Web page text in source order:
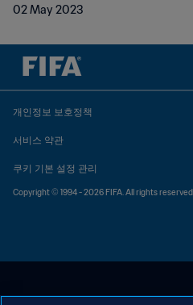
02 May 2023
개인정보 보호정책
서비스 약관
쿠키 기본 설정 관리
Copyright © 1994 - 2026 FIFA. All rights